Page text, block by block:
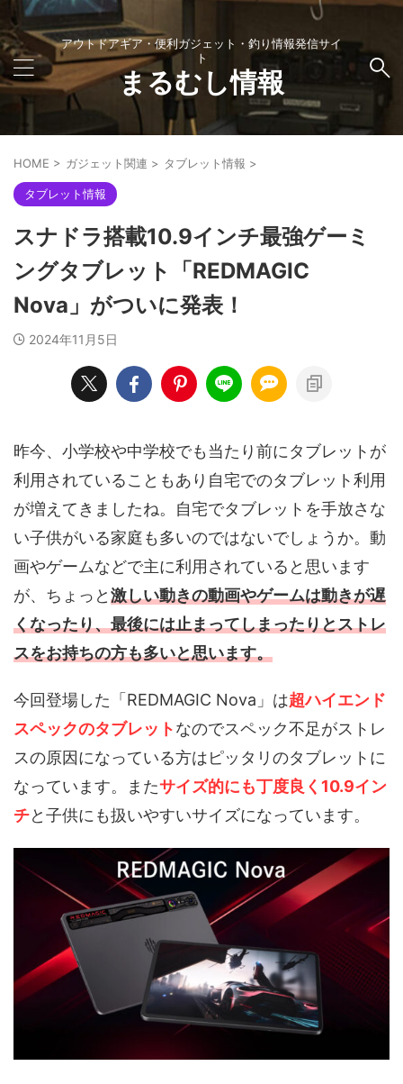
アウトドアギア・便利ガジェット・釣り情報発信サイ
ト
まるむし情報
HOME > ガジェット関連 > タブレット情報 >
タブレット情報
スナドラ搭載10.9インチ最強ゲーミ
ングタブレット「REDMAGIC
Nova」がついに発表！
2024年11月5日
昨今、小学校や中学校でも当たり前にタブレットが
利用されていることもあり自宅でのタブレット利用
が増えてきましたね。自宅でタブレットを手放さな
い子供がいる家庭も多いのではないでしょうか。動
画やゲームなどで主に利用されていると思います
が、ちょっと激しい動きの動画やゲームは動きが遅
くなったり、最後には止まってしまったりとストレ
スをお持ちの方も多いと思います。
今回登場した「REDMAGIC Nova」は超ハイエンド
スペックのタブレットなのでスペック不足がストレ
スの原因になっている方はピッタリのタブレットに
なっています。またサイズ的にも丁度良く10.9イン
チと子供にも扱いやすいサイズになっています。